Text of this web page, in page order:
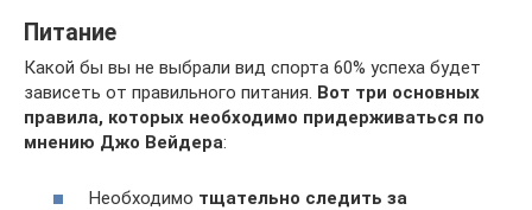
Питание
Какой бы вы не выбрали вид спорта 60% успеха будет
зависеть от правильного питания. Вот три основных
правила, которых необходимо придерживаться по
мнению Джо Вейдера:
Необходимо тщательно следить за